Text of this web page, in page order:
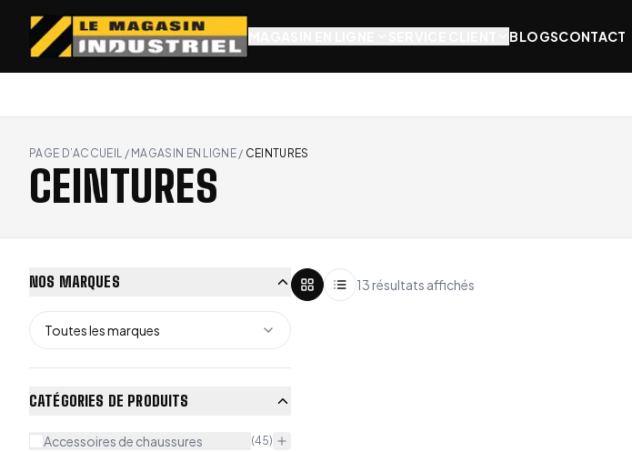
BLOGSCONTACT
PAGE D’ACCUEIL / MAGASIN EN LIGNE / CEINTURES
CEINTURES
NOS MARQUES
Toutes les marques
CATÉGORIES DE PRODUITS
Accessoires de chaussures (45)
13 résultats affichés